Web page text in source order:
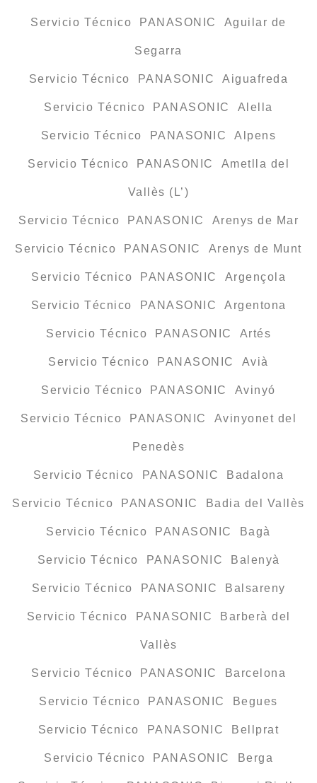
Servicio Técnico PANASONIC Aguilar de
Segarra
Servicio Técnico PANASONIC Aiguafreda
Servicio Técnico PANASONIC Alella
Servicio Técnico PANASONIC Alpens
Servicio Técnico PANASONIC Ametlla del
Vallès (L’)
Servicio Técnico PANASONIC Arenys de Mar
Servicio Técnico PANASONIC Arenys de Munt
Servicio Técnico PANASONIC Argençola
Servicio Técnico PANASONIC Argentona
Servicio Técnico PANASONIC Artés
Servicio Técnico PANASONIC Avià
Servicio Técnico PANASONIC Avinyó
Servicio Técnico PANASONIC Avinyonet del
Penedès
Servicio Técnico PANASONIC Badalona
Servicio Técnico PANASONIC Badia del Vallès
Servicio Técnico PANASONIC Bagà
Servicio Técnico PANASONIC Balenyà
Servicio Técnico PANASONIC Balsareny
Servicio Técnico PANASONIC Barberà del
Vallès
Servicio Técnico PANASONIC Barcelona
Servicio Técnico PANASONIC Begues
Servicio Técnico PANASONIC Bellprat
Servicio Técnico PANASONIC Berga